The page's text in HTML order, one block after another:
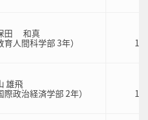
田 和真
育人間科学部 3年）
1
雄飛
際政治経済学部 2年）
1